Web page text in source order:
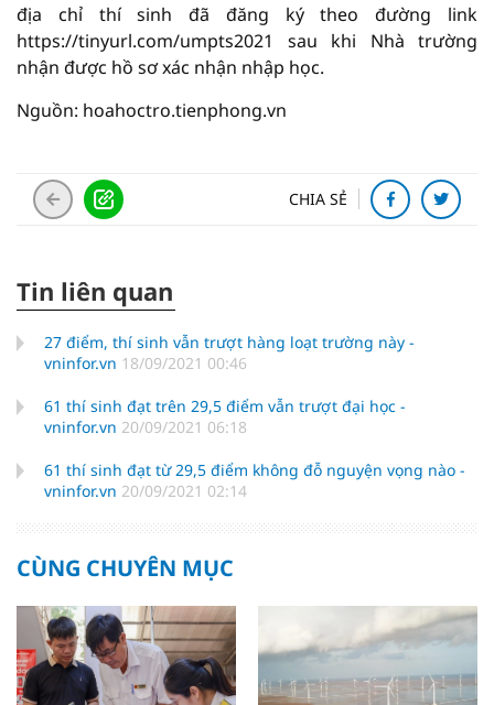
địa chỉ thí sinh đã đăng ký theo đường link
https://tinyurl.com/umpts2021 sau khi Nhà trường
nhận được hồ sơ xác nhận nhập học.
Nguồn: hoahoctro.tienphong.vn
CHIA SẺ
Tin liên quan
27 điểm, thí sinh vẫn trượt hàng loạt trường này -
vninfor.vn 18/09/2021 00:46
61 thí sinh đạt trên 29,5 điểm vẫn trượt đại học -
vninfor.vn 20/09/2021 06:18
61 thí sinh đạt từ 29,5 điểm không đỗ nguyện vọng nào -
vninfor.vn 20/09/2021 02:14
CÙNG CHUYÊN MỤC